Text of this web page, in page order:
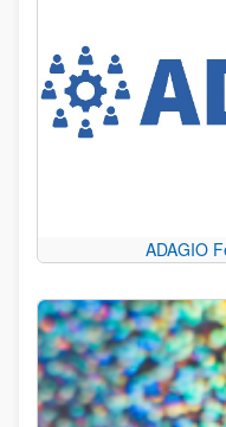
ADAGIO